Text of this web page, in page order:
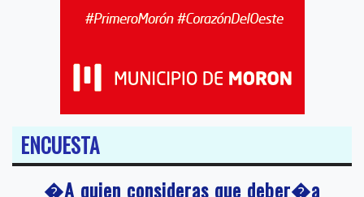
ENCUESTA
�A quien consideras que deber�a